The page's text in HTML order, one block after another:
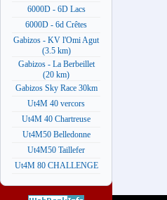
6000D - 6D Lacs
6000D - 6d Crêtes
Gabizos - KV l'Omi Agut
(3.5 km)
Gabizos - La Berbeillet
(20 km)
Gabizos Sky Race 30km
Ut4M 40 vercors
Ut4M 40 Chartreuse
Ut4M50 Belledonne
Ut4M50 Taillefer
Ut4M 80 CHALLENGE